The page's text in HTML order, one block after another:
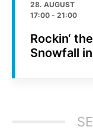
28. AUGUST
17:00 - 21:00
Rockin‘
Snowfall